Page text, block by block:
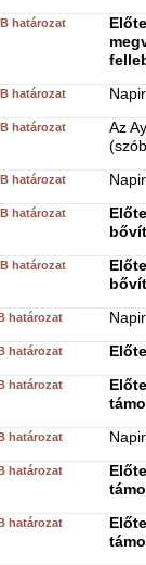
határozat
határozat
határozat
Az
határozat
határozat
határozat
határozat
határozat
határozat
határozat
határozat
határozat